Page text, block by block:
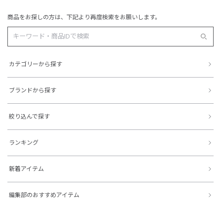
商品をお探しの方は、下記より再度検索をお願いします。
カテゴリーから探す
ブランドから探す
絞り込んで探す
ランキング
新着アイテム
編集部のおすすめアイテム